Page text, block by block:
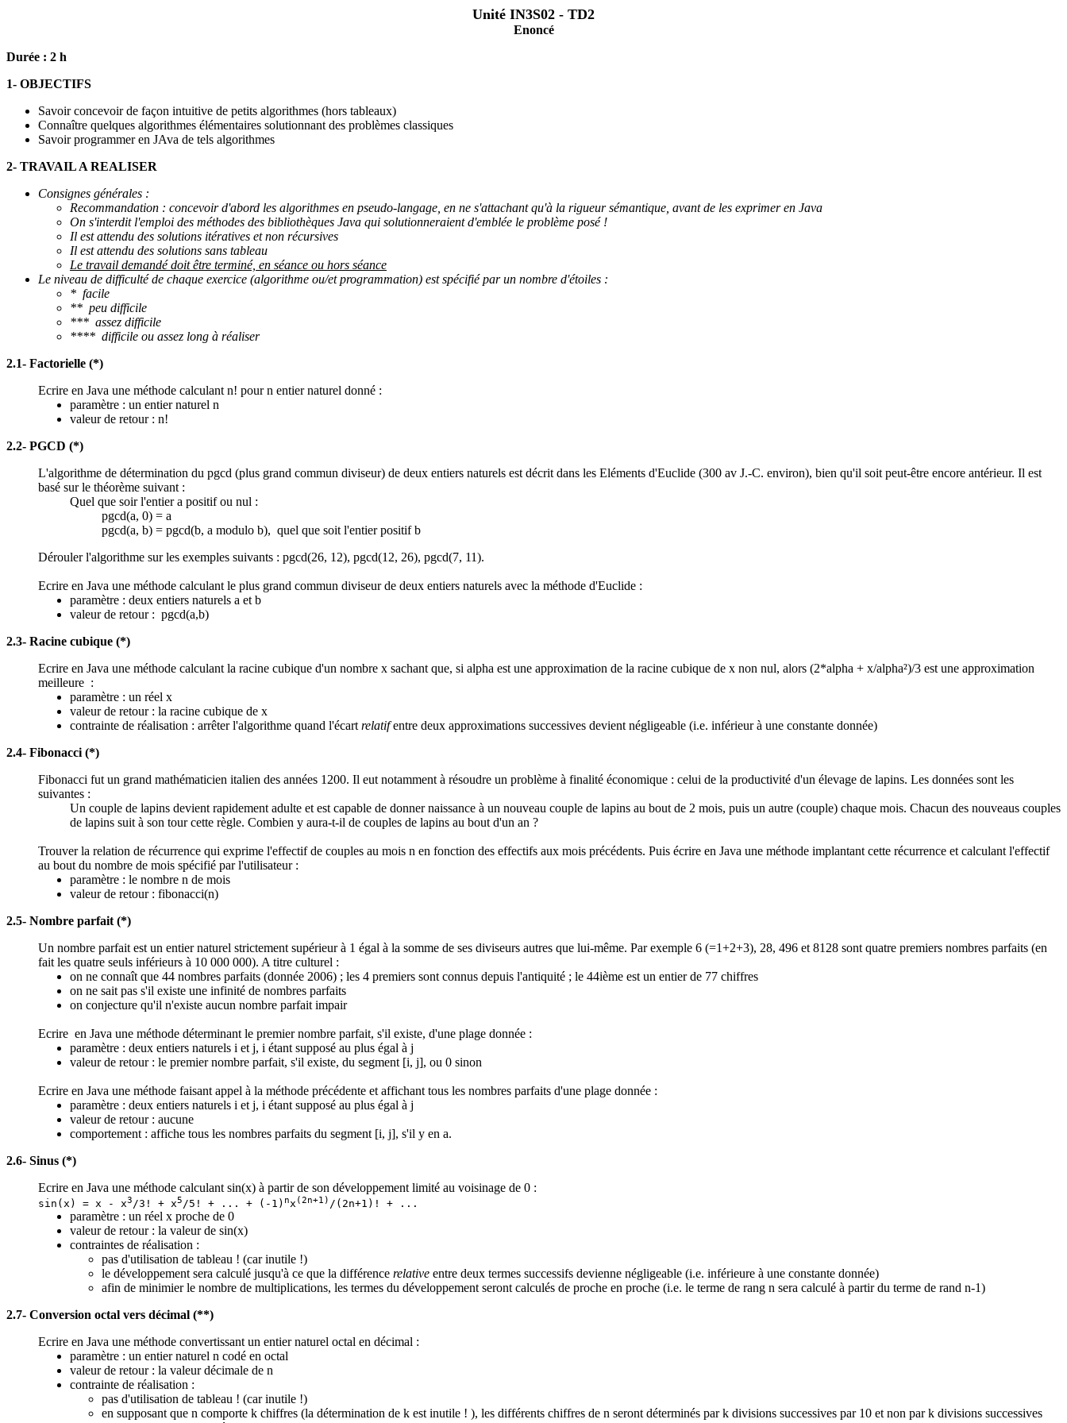
Unité IN3S02 - TD2
Enoncé
Durée : 2 h
1- OBJECTIFS
Savoir concevoir de façon intuitive de petits algorithmes (hors tableaux)
Connaître quelques algorithmes élémentaires solutionnant des problèmes classiques
Savoir programmer en JAva de tels algorithmes
2- TRAVAIL A REALISER
Consignes générales :
Recommandation : concevoir d'abord les algorithmes en pseudo-langage, en ne s'attachant qu'à la rigueur sémantique, avant de les exprimer en Java
On s'interdit l'emploi des méthodes des bibliothèques Java qui solutionneraient d'emblée le problème posé !
Il est attendu des solutions itératives et non récursives
Il est attendu des solutions sans tableau
Le travail demandé doit être terminé, en séance ou hors séance
Le niveau de difficulté de chaque exercice (algorithme ou/et programmation) est spécifié par un nombre d'étoiles :
* facile
** peu difficile
*** assez difficile
**** difficile ou assez long à réaliser
2.1- Factorielle (*)
Ecrire en Java une méthode calculant n! pour n entier naturel donné :
paramètre : un entier naturel n
valeur de retour : n!
2.2- PGCD (*)
L'algorithme de détermination du pgcd (plus grand commun diviseur) de deux entiers naturels est décrit dans les Eléments d'Euclide (300 av J.-C. environ), bien qu'il soit peut-être encore antérieur. Il est
basé sur le théorème suivant :
Quel que soir l'entier a positif ou nul :
pgcd(a, 0) = a
pgcd(a, b) = pgcd(b, a modulo b), quel que soit l'entier positif b
Dérouler l'algorithme sur les exemples suivants : pgcd(26, 12), pgcd(12, 26), pgcd(7, 11).
Ecrire en Java une méthode calculant le plus grand commun diviseur de deux entiers naturels avec la méthode d'Euclide :
paramètre : deux entiers naturels a et b
valeur de retour : pgcd(a,b)
2.3- Racine cubique (*)
Ecrire en Java une méthode calculant la racine cubique d'un nombre x sachant que, si alpha est une approximation de la racine cubique de x non nul, alors (2*alpha + x/alpha²)/3 est une approximation
meilleure :
paramètre : un réel x
valeur de retour : la racine cubique de x
contrainte de réalisation : arrêter l'algorithme quand l'écart relatifentre deux approximations successives devient négligeable (i.e. inférieur à une constante donnée)
2.4- Fibonacci (*)
Fibonacci fut un grand mathématicien italien des années 1200. Il eut notamment à résoudre un problème à finalité économique : celui de la productivité d'un élevage de lapins. Les données sont les
suivantes :
Un couple de lapins devient rapidement adulte et est capable de donner naissance à un nouveau couple de lapins au bout de 2 mois, puis un autre (couple) chaque mois. Chacun des nouveaus couples
de lapins suit à son tour cette règle. Combien y aura-t-il de couples de lapins au bout d'un an ?
Trouver la relation de récurrence qui exprime l'effectif de couples au mois n en fonction des effectifs aux mois précédents. Puis écrire en Java une méthode implantant cette récurrence et calculant l'effectif
au bout du nombre de mois spécifié par l'utilisateur :
paramètre : le nombre n de mois
valeur de retour : fibonacci(n)
2.5- Nombre parfait (*)
Un nombre parfait est un entier naturel strictement supérieur à 1 égal à la somme de ses diviseurs autres que lui-même. Par exemple 6 (=1+2+3), 28, 496 et 8128 sont quatre premiers nombres parfaits (en
fait les quatre seuls inférieurs à 10 000 000). A titre culturel :
on ne connaît que 44 nombres parfaits (donnée 2006) ; les 4 premiers sont connus depuis l'antiquité ; le 44ième est un entier de 77 chiffres
on ne sait pas s'il existe une infinité de nombres parfaits
on conjecture qu'il n'existe aucun nombre parfait impair
Ecrire en Java une méthode déterminant le premier nombre parfait, s'il existe, d'une plage donnée :
paramètre : deux entiers naturels i et j, i étant supposé au plus égal à j
valeur de retour : le premier nombre parfait, s'il existe, du segment [i, j], ou 0 sinon
Ecrire en Java une méthode faisant appel à la méthode précédente et affichant tous les nombres parfaits d'une plage donnée :
paramètre : deux entiers naturels i et j, i étant supposé au plus égal à j
valeur de retour : aucune
comportement : affiche tous les nombres parfaits du segment [i, j], s'il y en a.
2.6- Sinus (*)
Ecrire en Java une méthode calculant sin(x) à partir de son développement limité au voisinage de 0 :
sin(x) = x - x3/3! + x5/5! + ... + (-1) nx (2n+1) /(2n+1)! + ...
paramètre : un réel x proche de 0
valeur de retour : la valeur de sin(x)
contraintes de réalisation :
pas d'utilisation de tableau ! (car inutile !)
le développement sera calculé jusqu'à ce que la différence relative entre deux termes successifs devienne négligeable (i.e. inférieure à une constante donnée)
afin de minimier le nombre de multiplications, les termes du développement seront calculés de proche en proche (i.e. le terme de rang n sera calculé à partir du terme de rand n-1)
2.7- Conversion octal vers décimal (**)
Ecrire en Java une méthode convertissant un entier naturel octal en décimal :
paramètre : un entier naturel n codé en octal
valeur de retour : la valeur décimale de n
contrainte de réalisation :
pas d'utilisation de tableau ! (car inutile !)
en supposant que n comporte k chiffres (la détermination de k est inutile ! ), les différents chiffres de n seront déterminés par k divisions successives par 10 et non par k divisions successives